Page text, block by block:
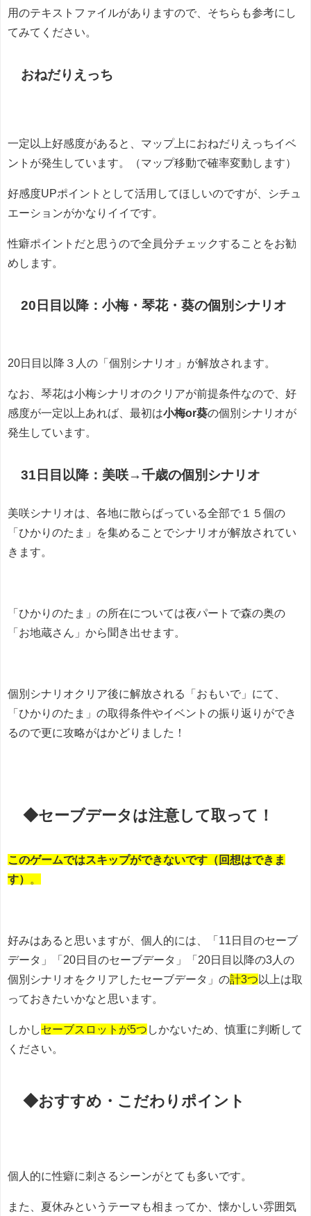
用のテキストファイルがありますので、そちらも参考にし
てみてください。
おねだりえっち
一定以上好感度があると、マップ上におねだりえっちイベ
ントが発生しています。（マップ移動で確率変動します）
好感度UPポイントとして活用してほしいのですが、シチュ
エーションがかなりイイです。
性癖ポイントだと思うので全員分チェックすることをお勧
めします。
20日目以降：小梅・琴花・葵の個別シナリオ
20日目以降３人の「 個別シナリオ 」が解放されます。
なお、 琴花は小梅シナリオのクリアが前提条件なので、好
感度が一定以上あれば、 最初は小梅or葵の個別シナリオが
発生しています。
31日目以降：美咲→千歳の個別シナリオ
美咲シナリオは、各地に散らばっている全部で１５個の
「 ひかりのたま
」を集めることでシナリオが解放されてい
きます。
「ひかりのたま」の所在については夜パートで森の奥の
「 お地蔵さん 」から聞き出せます。
個別シナリオクリア後に解放される「おもいで」にて、
「 ひかりのたま
」の取得条件やイベントの振り返りができ
るので更に攻略がはかどりました！
◆セーブデータは注意して取って！
このゲームではスキップができないです（回想はできま
す）
好みはあると思いますが、個人的には、「11日目のセーブ
データ」「20日目のセーブデータ」「20日目以降の3人の
個別シナリオをクリアしたセーブデータ」の計3つ 以上は取
っておきたいかなと思います。
しかし セーブスロットが5つ しかないため、慎重に判断して
ください。
◆おすすめ・こだわりポイント
個人的に性癖に刺さるシーンがとても多いです。
また、夏休みというテーマも相まってか、懐かしい雰囲気